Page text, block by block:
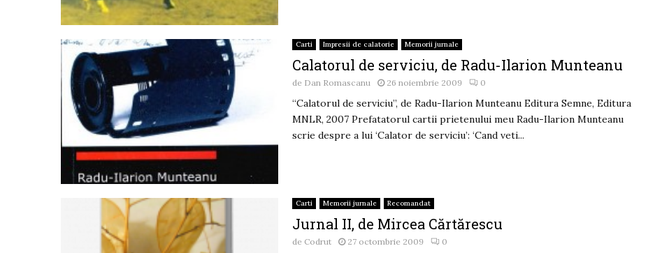
Carti Impresii de calatorie Memorii jurnale
Calatorul de serviciu, de Radu-Ilarion Munteanu
de Dan Romascanu 26 noiembrie 2009 0
“Calatorul de serviciu”, de Radu-Ilarion Munteanu Editura Semne, Editura
MNLR, 2007 Prefatatorul cartii prietenului meu Radu-Ilarion Munteanu
scrie despre a lui ‘Calator de serviciu’: ‘Cand veti...
Carti Memorii jurnale Recomandat
Jurnal II, de Mircea Cărtărescu
de Codrut 27 octombrie 2009 0